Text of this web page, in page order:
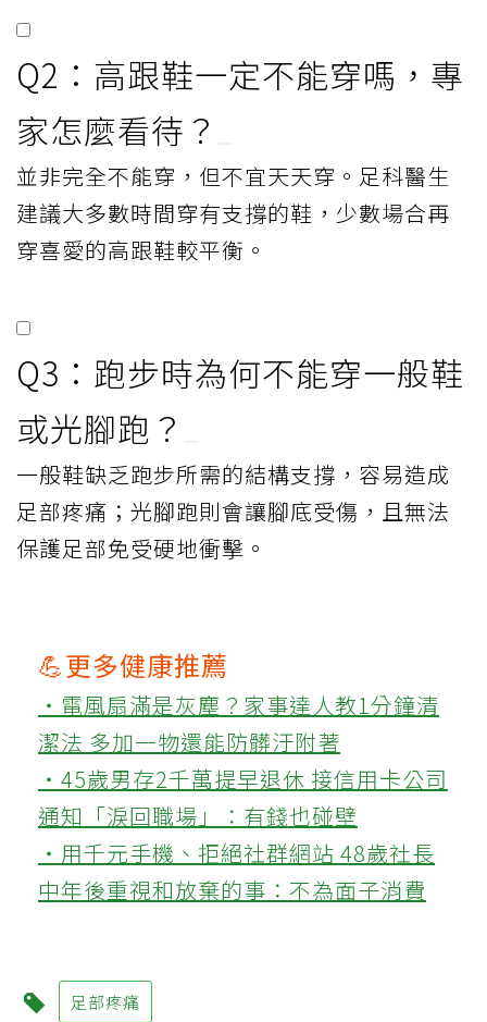
Q2：高跟鞋一定不能穿嗎，專
家怎麼看待？
並非完全不能穿，但不宜天天穿。足科醫生
建議大多數時間穿有支撐的鞋，少數場合再
穿喜愛的高跟鞋較平衡。
Q3：跑步時為何不能穿一般鞋
或光腳跑？
一般鞋缺乏跑步所需的結構支撐，容易造成
足部疼痛；光腳跑則會讓腳底受傷，且無法
保護足部免受硬地衝擊。
💪更多健康推薦
‧電風扇滿是灰塵？家事達人教1分鐘清
潔法 多加一物還能防髒汙附著
‧45歲男存2千萬提早退休 接信用卡公司
通知「淚回職場」：有錢也碰壁
‧用千元手機、拒絕社群網站 48歲社長
中年後重視和放棄的事：不為面子消費
足部疼痛